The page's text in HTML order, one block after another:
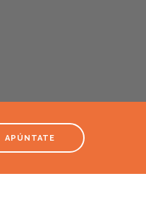
APÚNTATE